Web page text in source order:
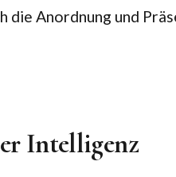
Anordnung und
Intelligenz